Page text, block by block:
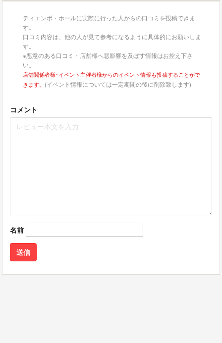
ティエンポ・ホールに実際に行った人からの口コミを投稿できま
す。
口コミ内容は、他の人が見て参考になるように具体的にお願いしま
す。
※悪意のある口コミ・店舗様へ悪影響を及ぼす情報はお控え下さ
い。
店舗関係者様･イベント主催者様からのイベント情報も投稿することがで
きます。 (イベント情報については一定期間の後に削除致します)
コメント
名前